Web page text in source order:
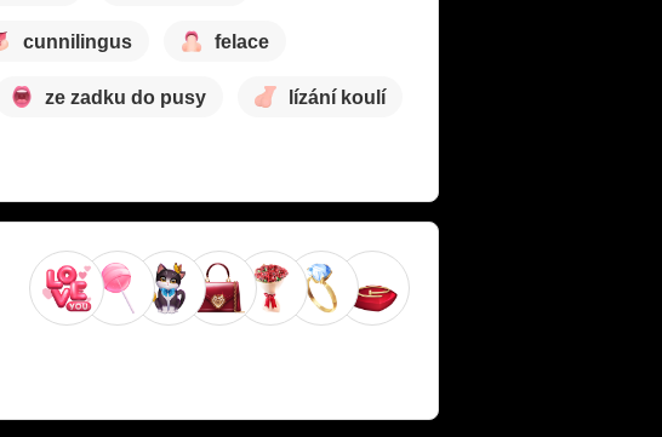
cunnilingus felace
ze zadku do pusy lízání koulí